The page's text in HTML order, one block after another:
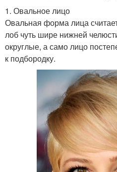
1. Овальное лицо
Овальная форма лица
лоб чуть шире нижней
округлые, а само лицо
к подбородку.